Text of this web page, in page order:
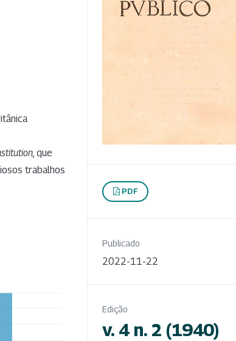
, que
trabalhos
PDF
Publicado
2022-11-22
Edição
v. 4 n. 2 (1940)